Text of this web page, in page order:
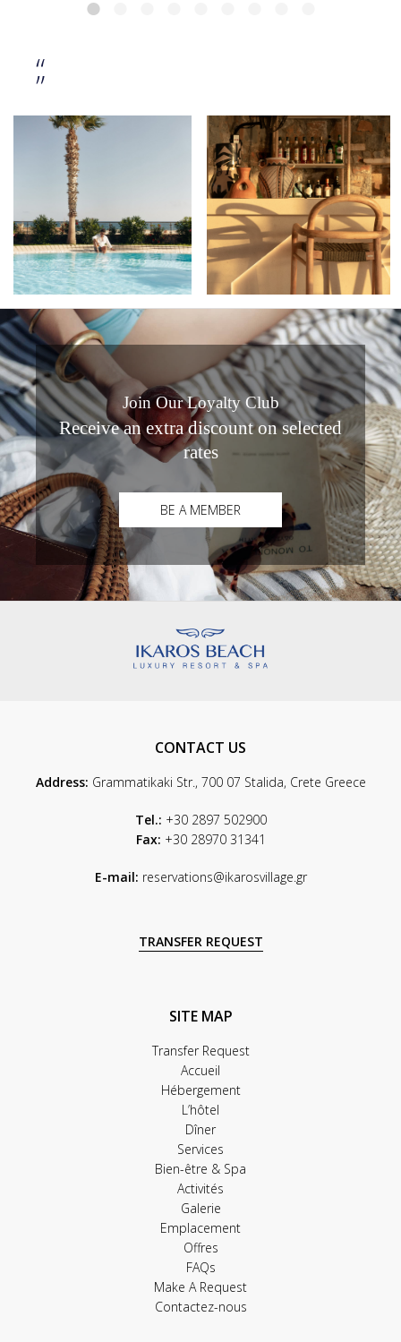
“
”
Join Our Loyalty Club
Receive an extra discount on selected
rates
BE A MEMBER
CONTACT US
Address: Grammatikaki Str., 700 07 Stalida, Crete Greece
Tel.: +30 2897 502900
Fax: +30 28970 31341
E-mail: reservations@ikarosvillage.gr
TRANSFER REQUEST
SITE MAP
Transfer Request
Accueil
Hébergement
L’hôtel
Dîner
Services
Bien-être & Spa
Activités
Galerie
Emplacement
Offres
FAQs
Make A Request
Contactez-nous